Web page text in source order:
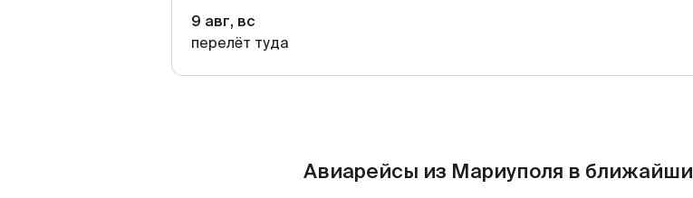
9 авг, вс
перелёт туда
Авиарейсы из Мариуполя в